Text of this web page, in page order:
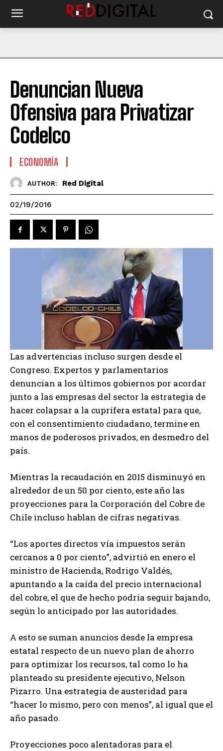
Denuncian Nueva
Ofensiva para Privatizar
Codelco
ECONOMÍA
AUTHOR: Red Digital
02/19/2016
Las advertencias incluso surgen desde el
Congreso. Expertos y parlamentarios
denuncian a los últimos gobiernos por acordar
junto a las empresas del sector la estrategia de
hacer colapsar a la cuprífera estatal para que,
con el consentimiento ciudadano, termine en
manos de poderosos privados, en desmedro del
país.
Mientras la recaudación en 2015 disminuyó en
alrededor de un 50 por ciento, este año las
proyecciones para la Corporación del Cobre de
Chile incluso hablan de cifras negativas.
“Los aportes directos vía impuestos serán
cercanos a 0 por ciento”, advirtió en enero el
ministro de Hacienda, Rodrigo Valdés,
apuntando a la caída del precio internacional
del cobre, el que de hecho podría seguir bajando,
según lo anticipado por las autoridades.
A esto se suman anuncios desde la empresa
estatal respecto de un nuevo plan de ahorro
para optimizar los recursos, tal como lo ha
planteado su presidente ejecutivo, Nelson
Pizarro. Una estrategia de austeridad para
“hacer lo mismo, pero con menos”, al igual que el
año pasado.
Proyecciones poco alentadoras para el